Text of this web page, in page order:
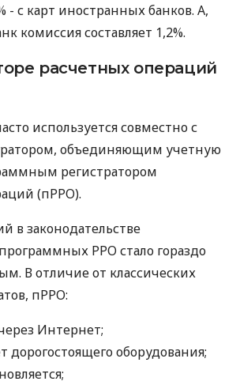
- с карт иностранных банков. А,
комиссия составляет 1,2%.
расчетных операций
используется совместно с
объединяющим учетную
регистратором
(пРРО).
в законодательстве
РРО стало гораздо
В отличие от классических
пРРО:
Интернет;
дорогостоящего оборудования;